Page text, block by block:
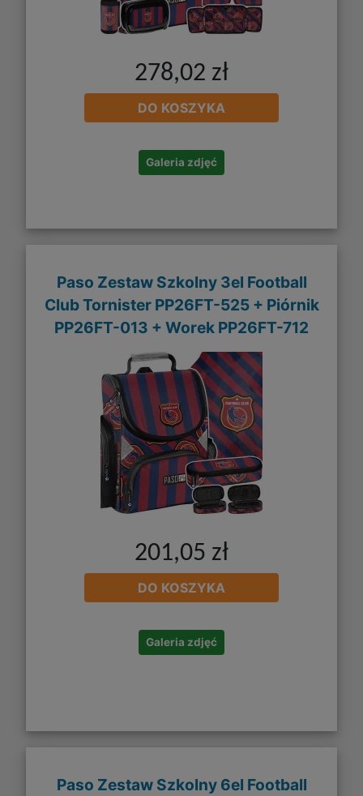
278,02 zł
DO KOSZYKA
Galeria zdjęć
Paso Zestaw Szkolny 3el Football
Club Tornister PP26FT-525 + Piórnik
PP26FT-013 + Worek PP26FT-712
201,05 zł
DO KOSZYKA
Galeria zdjęć
Paso Zestaw Szkolny 6el Football